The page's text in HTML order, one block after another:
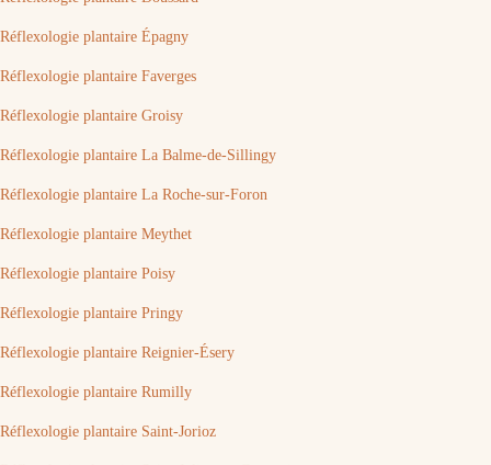
Réflexologie plantaire Épagny
Réflexologie plantaire Faverges
Réflexologie plantaire Groisy
Réflexologie plantaire La Balme-de-Sillingy
Réflexologie plantaire La Roche-sur-Foron
Réflexologie plantaire Meythet
Réflexologie plantaire Poisy
Réflexologie plantaire Pringy
Réflexologie plantaire Reignier-Ésery
Réflexologie plantaire Rumilly
Réflexologie plantaire Saint-Jorioz